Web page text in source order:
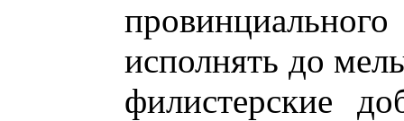
исполнять до
филистерские